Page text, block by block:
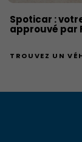
Spoticar :
approuvé par
TROUVEZ UN